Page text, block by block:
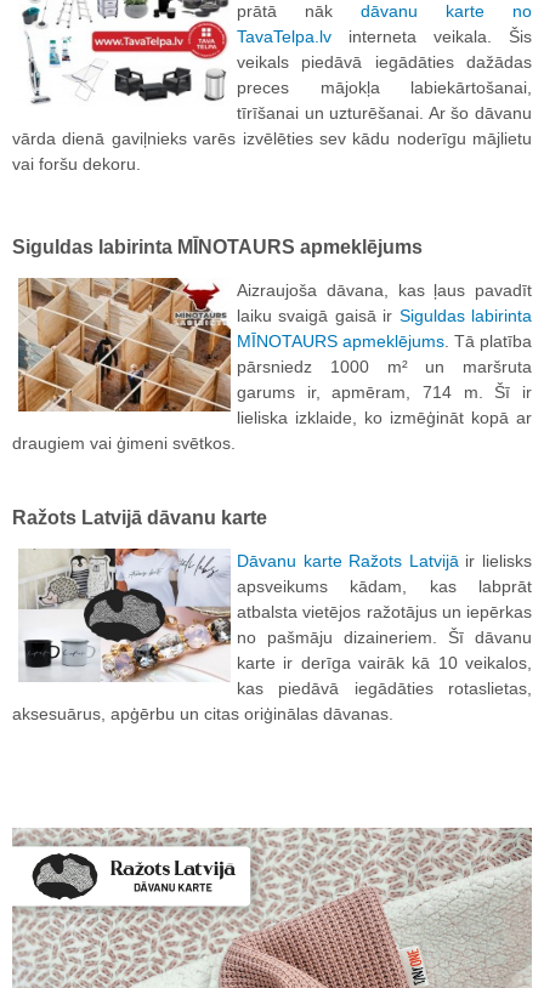
prātā nāk dāvanu karte no
TavaTelpa.lv interneta veikala. Šis
veikals piedāvā iegādāties dažādas
preces mājokļa labiekārtošanai,
tīrīšanai un uzturēšanai. Ar šo dāvanu
vārda dienā gaviļnieks varēs izvēlēties sev kādu noderīgu mājlietu
vai foršu dekoru.
Siguldas labirinta MĪNOTAURS apmeklējums
Aizraujoša dāvana, kas ļaus pavadīt
laiku svaigā gaisā ir Siguldas labirinta
MĪNOTAURS apmeklējums. Tā platība
pārsniedz 1000 m² un maršruta
garums ir, apmēram, 714 m. Šī ir
lieliska izklaide, ko izmēģināt kopā ar
draugiem vai ģimeni svētkos.
Ražots Latvijā dāvanu karte
Dāvanu karte Ražots Latvijāir lielisks
apsveikums kādam, kas labprāt
atbalsta vietējos ražotājus un iepērkas
no pašmāju dizaineriem. Šī dāvanu
karte ir derīga vairāk kā 10 veikalos,
kas piedāvā iegādāties rotaslietas,
aksesuārus, apģērbu un citas oriģinālas dāvanas.